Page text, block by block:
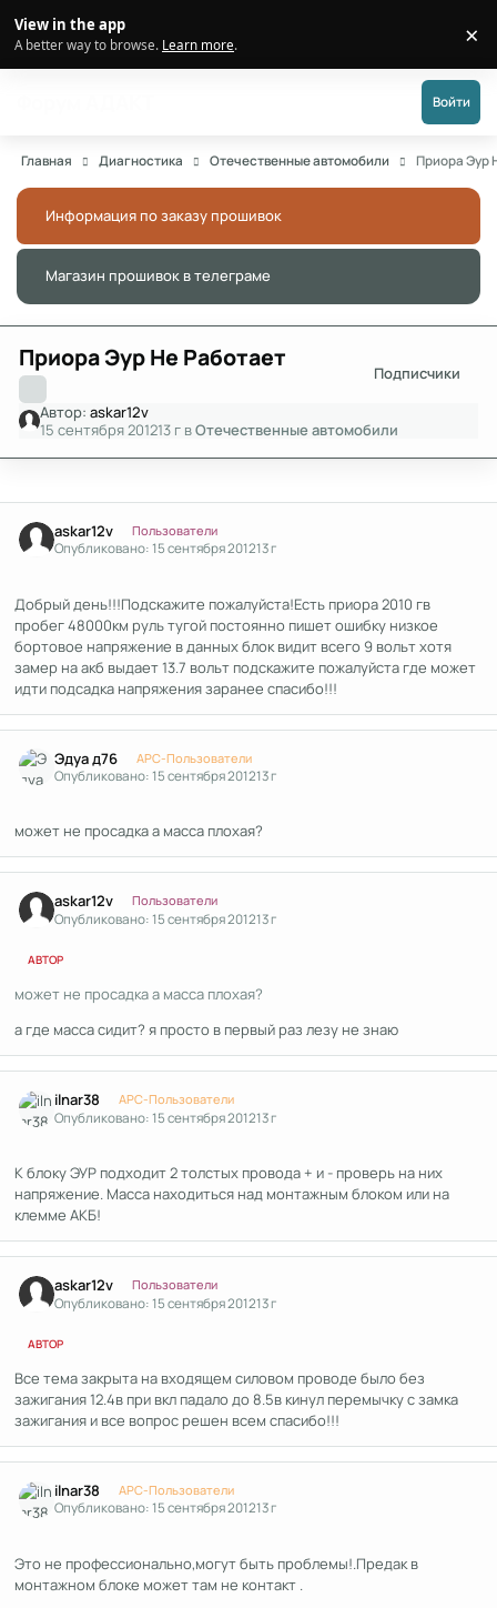
View in the app
A better way to browse. Learn more. ×
Войти
Главная Диагностика Отечественные автомобили Приора Эур
Информация по заказу прошивок
Магазин прошивок в телеграме
Приора Эур Не Работает
Подписчики
Автор:askar12v
15 сентября 201213 г вОтечественные автомобили
askar12v Пользователи
Опубликовано:15 сентября 201213 г
Добрый день!!!Подскажите пожалуйста!Есть приора 2010 гв
пробег 48000км руль тугой постоянно пишет ошибку низкое
бортовое напряжение в данных блок видит всего 9 вольт хотя
замер на акб выдает 13.7 вольт подскажите пожалуйста где может
идти подсадка напряжения заранее спасибо!!!
Эдуа д76 APC-Пользователи
Опубликовано:15 сентября 201213 г
может не просадка а масса плохая?
askar12v Пользователи
Опубликовано:15 сентября 201213 г
АВТОР
может не просадка а масса плохая?
а где масса сидит? я просто в первый раз лезу не знаю
ilnar38 APC-Пользователи
Опубликовано:15 сентября 201213 г
К блоку ЭУР подходит 2 толстых провода + и - проверь на них
напряжение. Масса находиться над монтажным блоком или на
клемме АКБ!
askar12v Пользователи
Опубликовано:15 сентября 201213 г
АВТОР
Все тема закрыта на входящем силовом проводе было без
зажигания 12.4в при вкл падало до 8.5в кинул перемычку с замка
зажигания и все вопрос решен всем спасибо!!!
ilnar38 APC-Пользователи
Опубликовано:15 сентября 201213 г
Это не профессионально,могут быть проблемы!.Предак в
монтажном блоке может там не контакт .